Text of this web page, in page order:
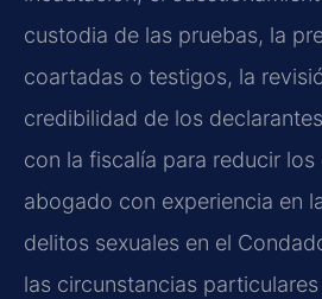
custodia de las pruebas, la
coartadas o testigos, la
credibilidad de los
con la fiscalía para reducir los
abogado con experiencia en
delitos sexuales en el
las circunstancias